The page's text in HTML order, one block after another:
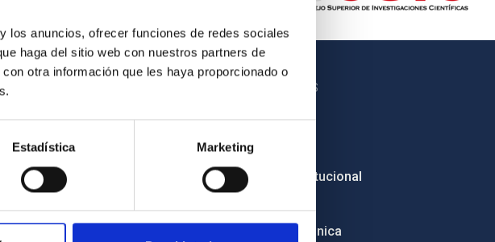
los anuncios, ofrecer funciones de redes sociales
haga del sitio web con nuestros partners de
otra información que les haya proporcionado o
Estadística Marketing
DEL IAC
web
de privacidad
legal
OTROS ENLACES
Empleo
Licitaciones
Imagen institucional
Sede electrónica